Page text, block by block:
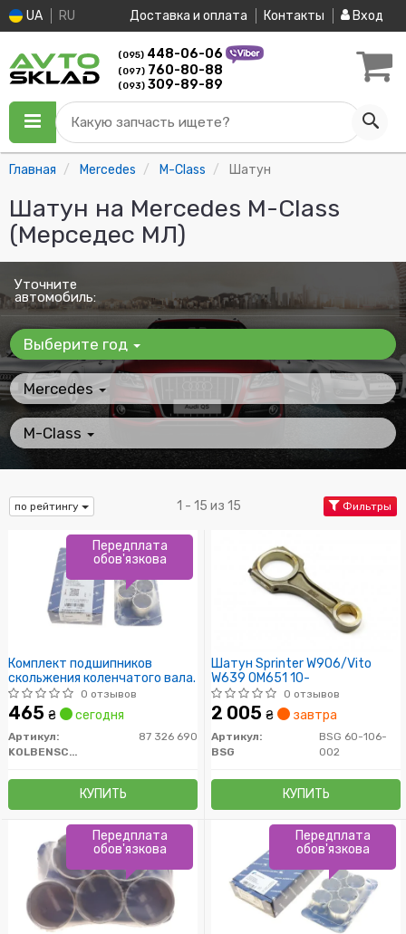
UA RU Доставка и оплата Контакты Вход
(095) 448-06-06
(097) 760-80-88
(093) 309-89-89
Какую запчасть ищете?
Главная Mercedes M-Class Шатун
Шатун на Mercedes M-Class
(Мерседес МЛ)
Уточните
автомобиль:
Выберите год
Mercedes
M-Class
по рейтингу 1 - 15 из 15 Фильтры
Комплект подшипников
скольжения коленчатого вала.
0 отзывов
465 ₴ сегодня
Артикул:
87 326 690
KOLBENSCHMIDT
КУПИТЬ
Передплата
обов'язкова
Шатун Sprinter W906/Vito
W639 OM651 10-
0 отзывов
2 005 ₴ завтра
Артикул:
BSG 60-106-
002
BSG
КУПИТЬ
Передплата
обов'язкова
Передплата
обов'язкова